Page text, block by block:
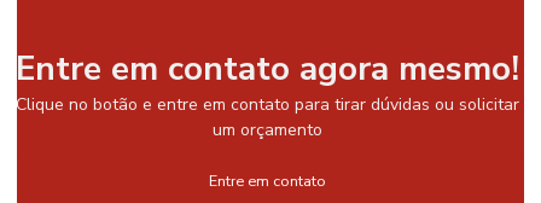
Entre em contato agora mesmo!
Clique no botão e entre em contato para tirar dúvidas ou solicitar
um orçamento
Entre em contato